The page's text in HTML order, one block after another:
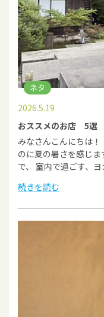
ネタ
2026.5.19
おススメのお店 5選
みなさんこんにちは
のに夏の暑さを感じ
で、 室内で過ごす、
続きを読む